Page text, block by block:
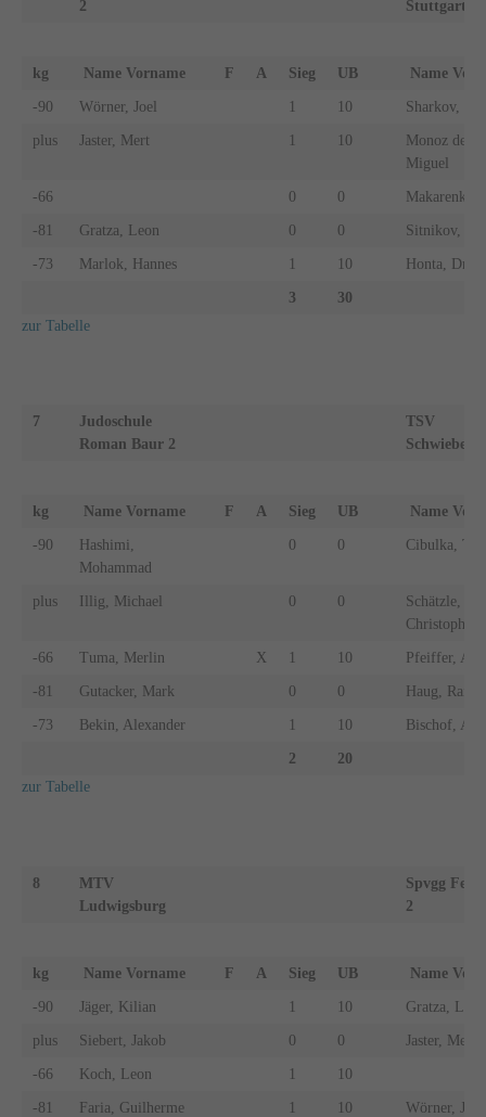
2
Stuttgart 2
kg Name Vorname F A Sieg UB Name
-90 Wörner, Joel 1 10 Sharkov,
plus Jaster, Mert 10
Monoz de
Miguel
-66 0 0 Makarenko,
-81 Gratza, Leon 0 0 Sitnikov,
-73 Marlok, Hannes 1 10 Honta,
3
30
zur Tabelle
7
Judoschule
Roman Baur 2
TSV
kg Name Vorname F A Sieg UB Name
-90
Hashimi,
Mohammad
0 0 Cibulka,
plus Illig, Michael 0 0
Schätzle,
Christopher
-66 Tuma, Merlin X 1 10 Pfeiffer,
-81 Gutacker, Mark 0 0 Haug, Rainer
-73 Bekin, Alexander 1 10 Bischof,
2
20
zur Tabelle
8
MTV
Ludwigsburg
Spvgg
2
kg Name Vorname F A Sieg UB Name
-90 Jäger, Kilian 1 10 Gratza, Leon
plus Siebert, Jakob 0 0 Jaster, Mert
-66 Koch, Leon 1 10
-81 Faria, Guilherme 10 Wörner, Joel